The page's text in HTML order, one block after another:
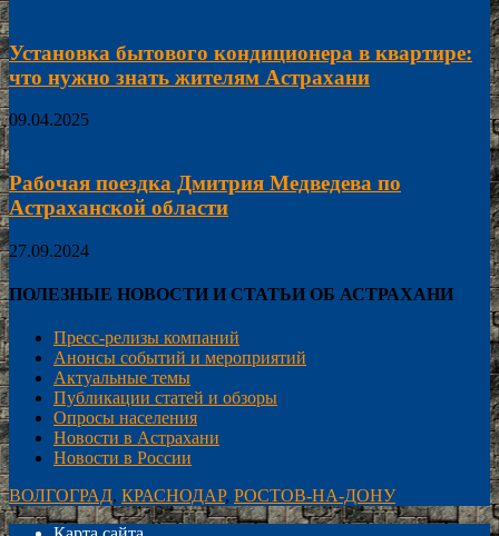
Установка бытового кондиционера в квартире:
что нужно знать жителям Астрахани
09.04.2025
Рабочая поездка Дмитрия Медведева по
Астраханской области
27.09.2024
ПОЛЕЗНЫЕ НОВОСТИ И СТАТЬИ ОБ АСТРАХАНИ
Пресс-релизы компаний
Анонсы событий и мероприятий
Актуальные темы
Публикации статей и обзоры
Опросы населения
Новости в Астрахани
Новости в России
ВОЛГОГРАД, КРАСНОДАР, РОСТОВ-НА-ДОНУ